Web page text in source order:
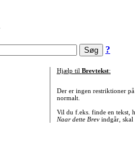
?
Hjælp til Brevtekst:
Der er ingen restriktioner
normalt.
Vil du f.eks. finde en tekst,
Naar dette Brevindgår, skal